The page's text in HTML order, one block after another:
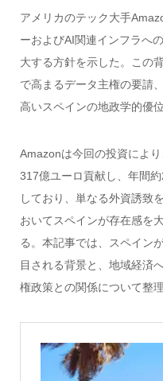
アメリカのテック大手
ーおよびAI関連インフラへ
大する方針を示した。この
で高まるデータ主権の要請
高いスペインの地政学的優位
Amazonは今回の投資によ
317億ユーロ貢献し、年間
しており、単なる外資誘致
おいてスペインが存在感を
る。本記事では、スペイン
目される背景と、地域経済
権政策との関係について整理